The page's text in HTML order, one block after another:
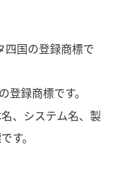
国の登録商標で
登録商標です。
、システム名、製
す。